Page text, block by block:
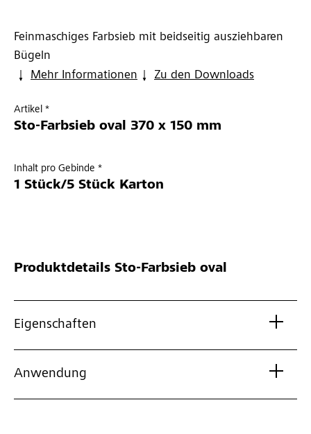
Feinmaschiges Farbsieb mit beidseitig ausziehbaren
Bügeln
Mehr Informationen
Zu den Downloads
Artikel *
Sto-Farbsieb oval 370 x 150 mm
Inhalt pro Gebinde *
1 Stück/5 Stück Karton
Produktdetails Sto-Farbsieb oval
Eigenschaften
Anwendung